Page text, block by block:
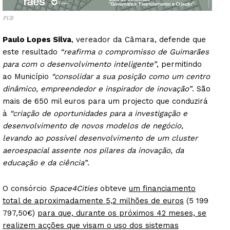
PUB
Paulo Lopes Silva, vereador da Câmara, defende que
este resultado “reafirma o compromisso de Guimarães
para com o desenvolvimento inteligente”, permitindo
ao Município “consolidar a sua posição como um centro
dinâmico, empreendedor e inspirador de inovação”. São
mais de 650 mil euros para um projecto que conduzirá
à “criação de oportunidades para a investigação e
desenvolvimento de novos modelos de negócio,
levando ao possível desenvolvimento de um cluster
aeroespacial assente nos pilares da inovação, da
educação e da ciência”.
O consórcio Space4Citiesobteve um financiamento
total de aproximadamente 5,2 milhões de euros (5 199
797,50€) para que, durante os próximos 42 meses, se
realizem acções que visam o uso dos sistemas